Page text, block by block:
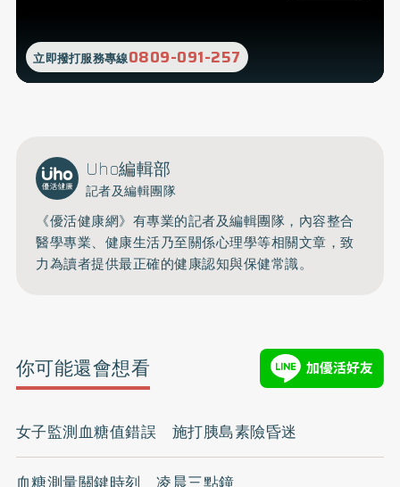
立即撥打服務專線0809-091-257
Uho編輯部
記者及編輯團隊
《優活健康網》有專業的記者及編輯團隊，內容整合
醫學專業、健康生活乃至關係心理學等相關文章，致
力為讀者提供最正確的健康認知與保健常識。
你可能還會想看
女子監測血糖值錯誤 施打胰島素險昏迷